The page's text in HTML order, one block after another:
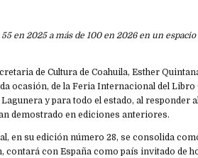
en 2025 a más de 100 en 2026 en un
de Cultura de Coahuila, Esther
ocasión, de la Feria Internacional del Libro
y para todo el estado, al responder
demostrado en ediciones anteriores.
en su edición número 28, se consolida
contará con España como país invitado de